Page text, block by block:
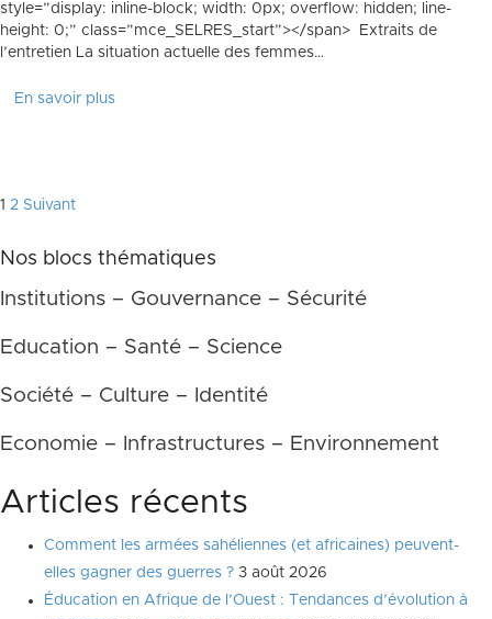
style=”display: inline-block; width: 0px; overflow: hidden; line-
height: 0;” class=”mce_SELRES_start”> </span> Extraits de
l’entretien La situation actuelle des femmes…
En savoir plus
Pagination
des
publications
1 2 Suivant
Nos blocs thématiques
Institutions – Gouvernance – Sécurité
Education – Santé – Science
Société – Culture – Identité
Economie – Infrastructures – Environnement
Articles récents
Comment les armées sahéliennes (et africaines) peuvent-
elles gagner des guerres ? 3 août 2026
Éducation en Afrique de l’Ouest : Tendances d’évolution à